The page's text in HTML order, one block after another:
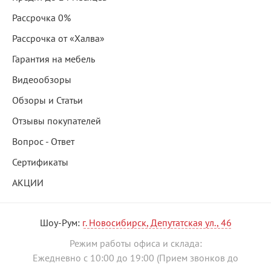
Рассрочка 0%
Рассрочка от «Халва»
Гарантия на мебель
Видеообзоры
Обзоры и Статьи
Отзывы покупателей
Вопрос - Ответ
Сертификаты
АКЦИИ
Шоу-Рум: г. Новосибирск, Депутатская ул., 46
Режим работы офиса и склада:
Ежедневно с 10:00 до 19:00 (Прием звонков до